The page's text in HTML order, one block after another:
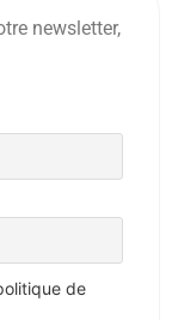
newsletter,
de